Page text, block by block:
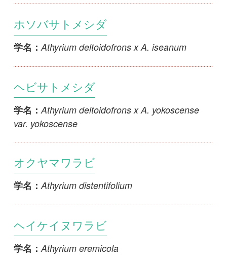
ヘイケイヌワラビ
学名：Athyrium eremicola
ヘイケイヌワラビ×サキモリイヌワラ
ビ
学名：Athyrium eremicola x A. oblitescens
ミヤコイヌワラビ
学名：Athyrium frangulum
トガリバイヌワラビ
Athyrium iseanum var. angustisectum
トガリバイヌワラビ×ヤクイヌワラビ
学名： Athyrium iseanum var. angustisectum x A.
masamunei